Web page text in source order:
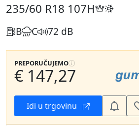
235/60 R18 107H
B C 72 dB
PREPORUČUJEMO
€ 147,27
Idi u trgovinu